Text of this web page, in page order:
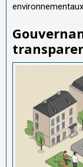
environnementaux.